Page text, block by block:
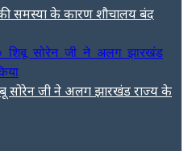
की समस्या के कारण शौचालय बंद
सोरेन जी ने अलग झारखंड राज्य के